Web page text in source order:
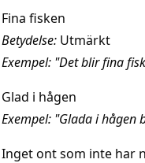
Fina fisken
Betydelse: Utmärkt
Exempel: "Det blir fina
Glad i hågen
Exempel: "Glada i hågen
Inget ont som inte har